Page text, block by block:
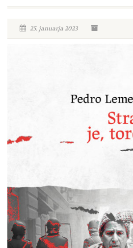
25. januarja 2023